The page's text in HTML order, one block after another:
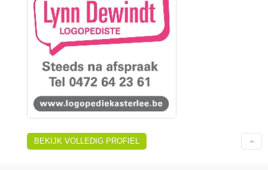
BEKIJK VOLLEDIG PROFIEL